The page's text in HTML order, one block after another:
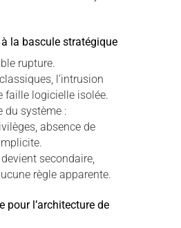
la bascule stratégique
rupture.
l’intrusion
faille logicielle isolée.
du système :
absence de
secondaire,
règle apparente.
pour l’architecture de